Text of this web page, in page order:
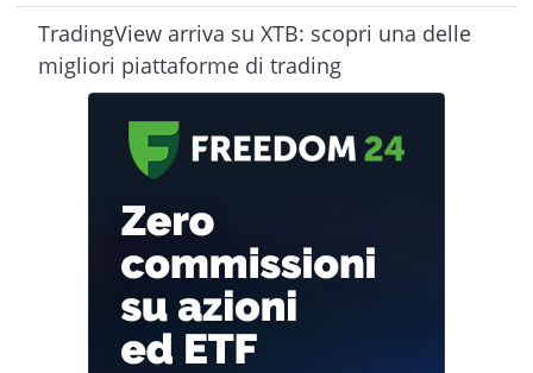
TradingView arriva su XTB: scopri una delle
migliori piattaforme di trading